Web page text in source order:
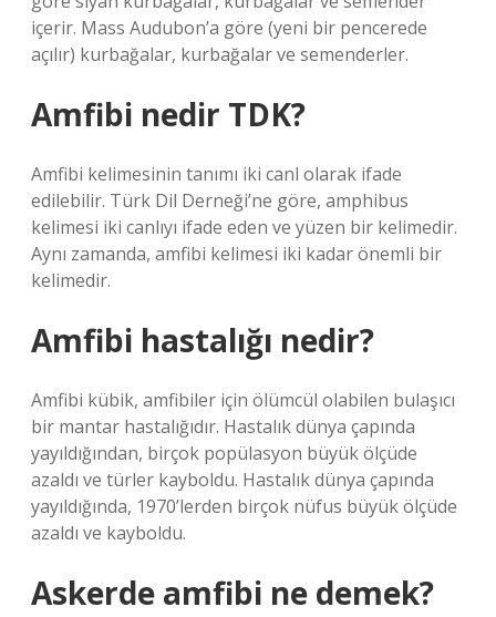
içerir. Mass Audubon’a göre (yeni bir pencerede
açılır) kurbağalar, kurbağalar ve semenderler.
Amfibi nedir TDK?
Amfibi kelimesinin tanımı iki canl olarak ifade
edilebilir. Türk Dil Derneği’ne göre, amphibus
kelimesi iki canlıyı ifade eden ve yüzen bir kelimedir.
Aynı zamanda, amfibi kelimesi iki kadar önemli bir
kelimedir.
Amfibi hastalığı nedir?
Amfibi kübik, amfibiler için ölümcül olabilen bulaşıcı
bir mantar hastalığıdır. Hastalık dünya çapında
yayıldığından, birçok popülasyon büyük ölçüde
azaldı ve türler kayboldu. Hastalık dünya çapında
yayıldığında, 1970’lerden birçok nüfus büyük ölçüde
azaldı ve kayboldu.
Askerde amfibi ne demek?